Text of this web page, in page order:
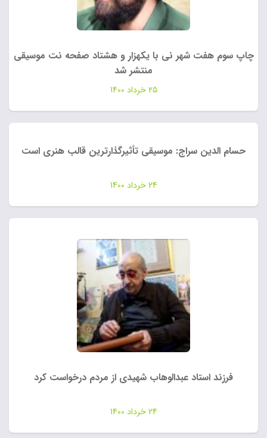
چاپ سوم هفت شهر نی با یکهزار و هشتاد صفحه نت موسیقی
منتشر شد
25 خرداد 1400
حسام الدین سراج: موسیقی تأثیرگذارترین قالب هنری است
24 خرداد 1400
فرزند استاد عبدالوهاب شهیدی از مردم درخواست کرد
24 خرداد 1400